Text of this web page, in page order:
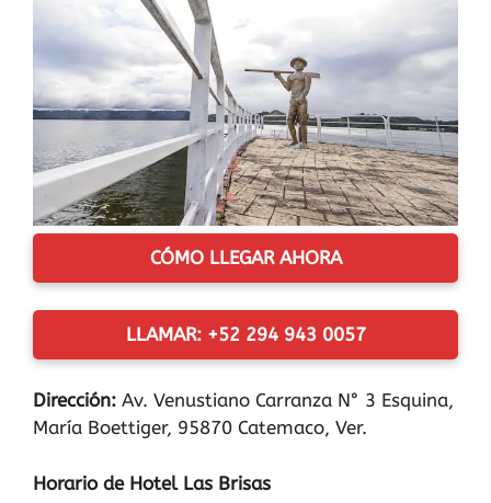
CÓMO LLEGAR AHORA
LLAMAR: +52 294 943 0057
Dirección: Av. Venustiano Carranza N° 3 Esquina,
María Boettiger, 95870 Catemaco, Ver.
Horario de Hotel Las Brisas